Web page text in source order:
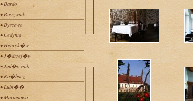
• Bardo
• Bierzwnik
• Byszewo
• Cedynia
• Henryk�w
• J�drzej�w
• Jod�ownik
• Ko�bacz
• Lubi��
• Marianowo